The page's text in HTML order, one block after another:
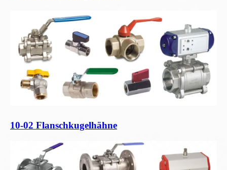
10-02 Flanschkugelhähne